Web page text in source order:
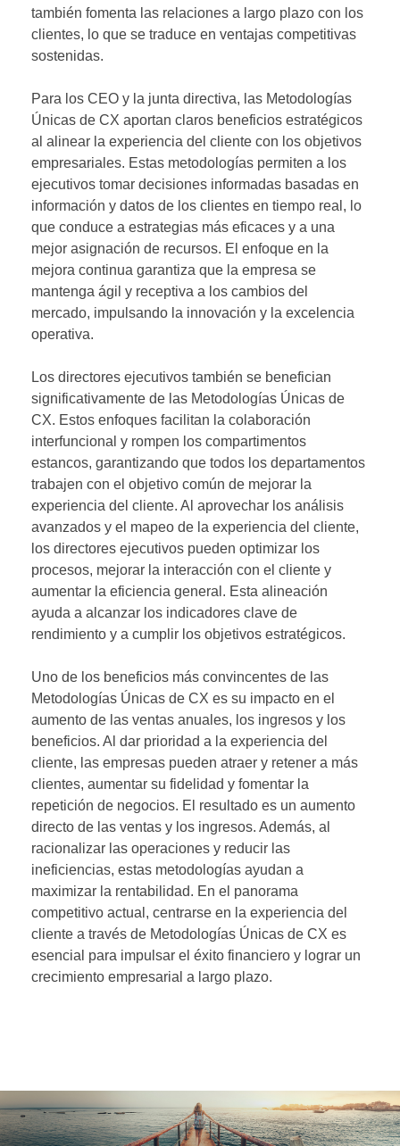
también fomenta las relaciones a largo plazo con los
clientes, lo que se traduce en ventajas competitivas
sostenidas.
Para los CEO y la junta directiva, las Metodologías
Únicas de CX aportan claros beneficios estratégicos
al alinear la experiencia del cliente con los objetivos
empresariales. Estas metodologías permiten a los
ejecutivos tomar decisiones informadas basadas en
información y datos de los clientes en tiempo real, lo
que conduce a estrategias más eficaces y a una
mejor asignación de recursos. El enfoque en la
mejora continua garantiza que la empresa se
mantenga ágil y receptiva a los cambios del
mercado, impulsando la innovación y la excelencia
operativa.
Los directores ejecutivos también se benefician
significativamente de las Metodologías Únicas de
CX. Estos enfoques facilitan la colaboración
interfuncional y rompen los compartimentos
estancos, garantizando que todos los departamentos
trabajen con el objetivo común de mejorar la
experiencia del cliente. Al aprovechar los análisis
avanzados y el mapeo de la experiencia del cliente,
los directores ejecutivos pueden optimizar los
procesos, mejorar la interacción con el cliente y
aumentar la eficiencia general. Esta alineación
ayuda a alcanzar los indicadores clave de
rendimiento y a cumplir los objetivos estratégicos.
Uno de los beneficios más convincentes de las
Metodologías Únicas de CX es su impacto en el
aumento de las ventas anuales, los ingresos y los
beneficios. Al dar prioridad a la experiencia del
cliente, las empresas pueden atraer y retener a más
clientes, aumentar su fidelidad y fomentar la
repetición de negocios. El resultado es un aumento
directo de las ventas y los ingresos. Además, al
racionalizar las operaciones y reducir las
ineficiencias, estas metodologías ayudan a
maximizar la rentabilidad. En el panorama
competitivo actual, centrarse en la experiencia del
cliente a través de Metodologías Únicas de CX es
esencial para impulsar el éxito financiero y lograr un
crecimiento empresarial a largo plazo.